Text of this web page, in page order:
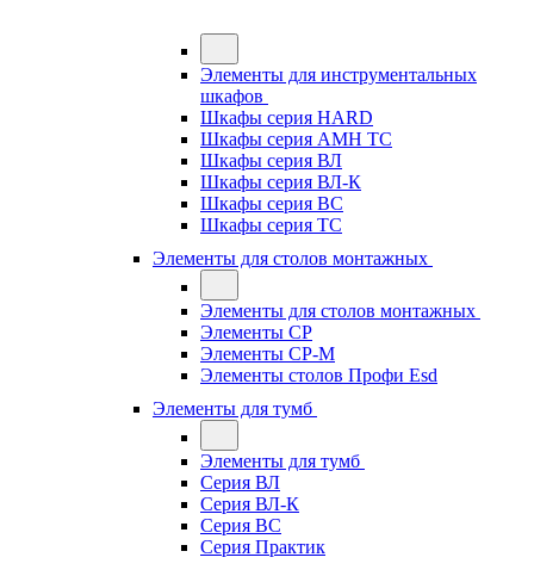
Элементы для инструментальных
шкафов
Шкафы серия HARD
Шкафы серия АМН ТС
Шкафы серия ВЛ
Шкафы серия ВЛ-К
Шкафы серия ВС
Шкафы серия ТС
Элементы для столов монтажных
Элементы для столов монтажных
Элементы СР
Элементы СР-М
Элементы столов Профи Esd
Элементы для тумб
Элементы для тумб
Серия ВЛ
Серия ВЛ-К
Серия ВС
Серия Практик